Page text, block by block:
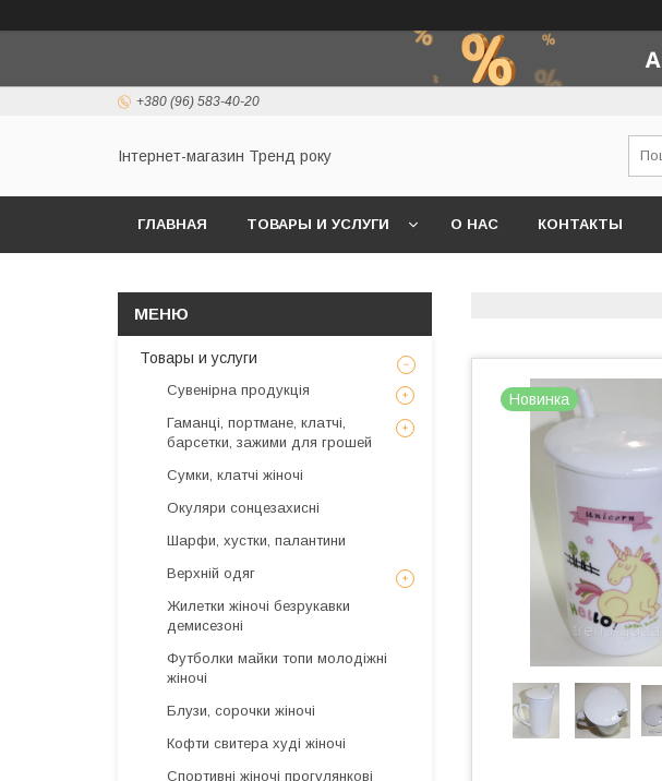
+380 (96) 583-40-20
Інтернет-магазин Тренд року
ГЛАВНАЯ ТОВАРЫ И УСЛУГИ О НАС КОНТАКТЫ
Новинка
Товары и услуги
Сувенірна продукція
Гаманці, портмане, клатчі,
барсетки, зажими для грошей
Сумки, клатчі жіночі
Окуляри сонцезахисні
Шарфи, хустки, палантини
Верхній одяг
Жилетки жіночі безрукавки
демисезоні
Футболки майки топи молодіжні
жіночі
Блузи, сорочки жіночі
Кофти свитера худі жіночі
Спортивні жіночі прогулянкові